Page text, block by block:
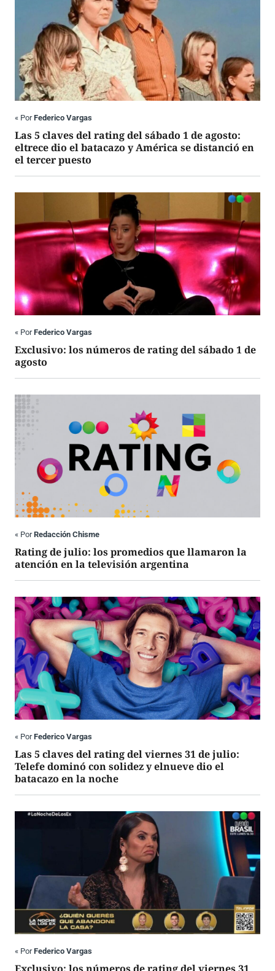
« PorFederico Vargas
Las 5 claves del rating del sábado 1 de agosto:
eltrece dio el batacazo y América se distanció en
el tercer puesto
« PorFederico Vargas
Exclusivo: los números de rating del sábado 1 de
agosto
« PorRedacción Chisme
Rating de julio: los promedios que llamaron la
atención en la televisión argentina
« PorFederico Vargas
Las 5 claves del rating del viernes 31 de julio:
Telefe dominó con solidez y elnueve dio el
batacazo en la noche
« PorFederico Vargas